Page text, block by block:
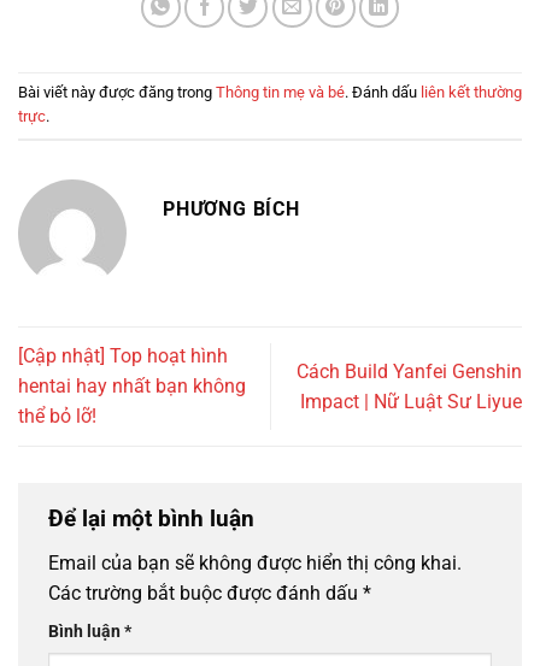
Bài viết này được đăng trong Thông tin mẹ và bé. Đánh dấu liên kết thường
trực.
PHƯƠNG BÍCH
[Cập nhật] Top hoạt hình
hentai hay nhất bạn không
thể bỏ lỡ!
Cách Build Yanfei Genshin
Impact | Nữ Luật Sư Liyue
Để lại một bình luận
Email của bạn sẽ không được hiển thị công khai.
Các trường bắt buộc được đánh dấu *
Bình luận*